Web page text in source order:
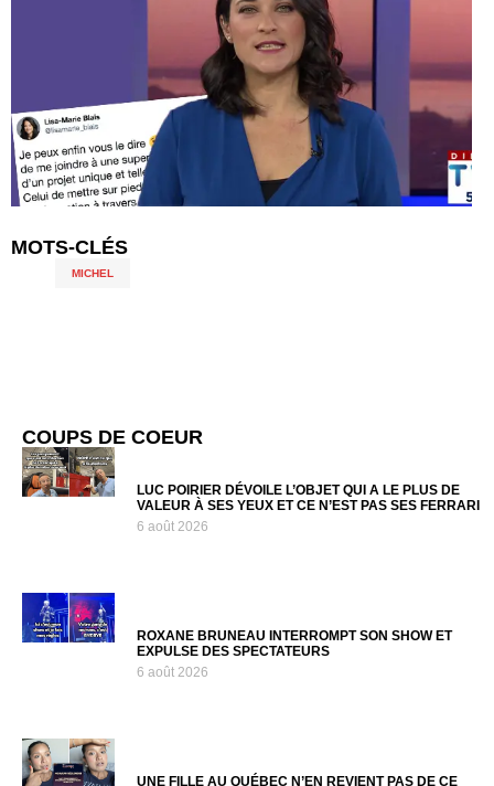
MOTS-CLÉS
MICHEL
COUPS DE COEUR
LUC POIRIER DÉVOILE L’OBJET QUI A LE PLUS DE
VALEUR À SES YEUX ET CE N’EST PAS SES FERRARI
6 août 2026
ROXANE BRUNEAU INTERROMPT SON SHOW ET
EXPULSE DES SPECTATEURS
6 août 2026
UNE FILLE AU QUÉBEC N’EN REVIENT PAS DE CE